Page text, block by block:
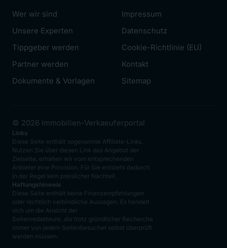
Wer wir sind
Unsere Experten
Tippgeber werden
Partner werden
Dokumente & Vorlagen
Impressum
Datenschutz
Cookie-Richtlinie (EU)
Kontakt
Sitemap
© 2026 Immobilien-Verkaeuferportal
Links
Diese Seite enthält sogenannte Affiliate-Links.
Nutzen Sie über diesen Link das Angebot der
Zielseite, erhalten wir vom entsprechenden
Anbieter eine Provision. Für Sie entsteht dadurch
in der Regel kein preislicher Nachteil.
Haftungshinweis
Diese Seite enthält keine Finanzempfehlungen
oder rechtlich verbindliche Aussagen. Es handelt
sich um die Ansicht der
Seitenredakteure, die trotz gründlicher Recherche
immer von jedem Seitenbesucher selbst überprüft
werden müssen.